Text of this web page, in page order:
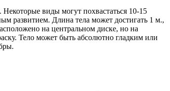
виды могут похвастаться 10-15
развитием. Длина тела может достигать 1 м.,
на центральном диске, но на
Тело может быть абсолютно гладким или